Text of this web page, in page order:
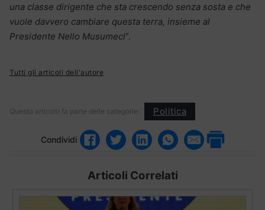
una classe dirigente che sta crescendo senza sosta e che
vuole davvero cambiare questa terra, insieme al
Presidente Nello Musumeci”.
Tutti gli articoli dell'autore
Questo articolo fa parte delle categorie: Politica
Condividi
Articoli Correlati